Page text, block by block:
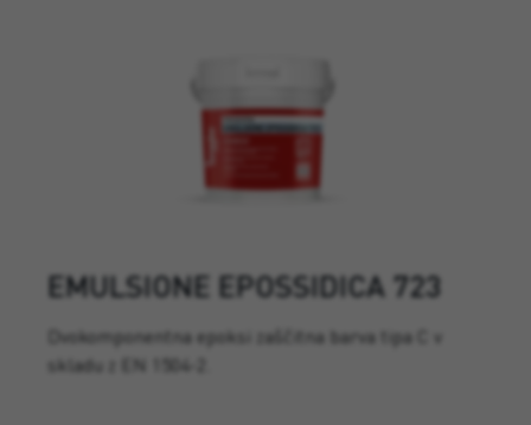
EMULSIONE EPOSSIDICA 723
Dvokomponentna epoksi zaščitna barva tipa C v
skladu z EN 1504-2.